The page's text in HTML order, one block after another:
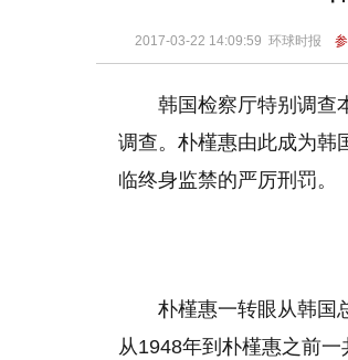
2017-03-22 14:09:59 环球时报
韩国检察厅特别调查
调查。朴槿惠由此成为韩
临终身监禁的严厉刑罚。
朴槿惠一转眼从韩国
从1948年到朴槿惠之前